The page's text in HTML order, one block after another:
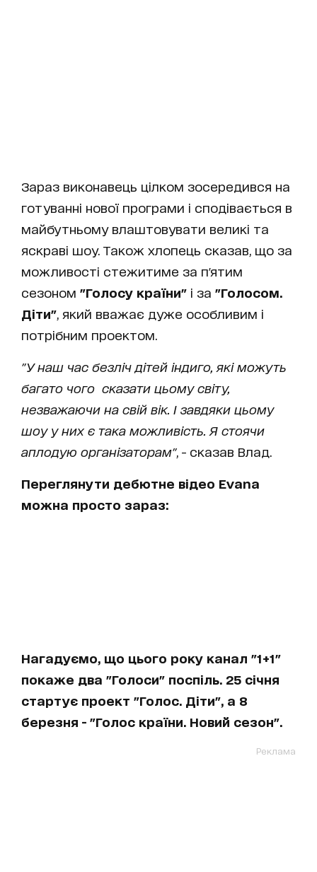
Зараз виконавець цілком зосередився на
готуванні нової програми і сподівається в
майбутньому влаштовувати великі та
яскраві шоу. Також хлопець сказав, що за
можливості стежитиме за п'ятим
сезоном "Голосу країни" і за "Голосом.
Діти" , який вважає дуже особливим і
потрібним проектом.
"У наш час безліч дітей індиго, які можуть
багато чого сказати цьому світу,
незважаючи на свій вік. І завдяки цьому
шоу у них є така можливість. Я стоячи
аплодую організаторам", - сказав Влад.
Переглянути дебютне відео Evana
можна просто зараз:
Нагадуємо, що цього року канал "1+1"
покаже два "Голоси" поспіль. 25 січня
стартує проект "Голос. Діти", а 8
березня - "Голос країни. Новий сезон".
Реклама